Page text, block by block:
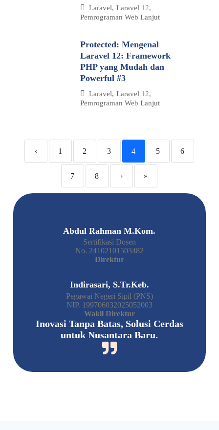
Laravel, Laravel 12,
Pemrograman Web Lanjut
Protected: Mengenal
Laravel 12: Framework
PHP yang Mudah dan
Powerful #3
Laravel, Laravel 12,
Pemrograman Web Lanjut
‹ 1 2 3 4 5 6
7 8 › »
Abdul Rahman M.Kom.
Sertifikasi Dosen
No. 24102101503482
Direktur
Indirasari, S.Tr.Keb.
Pegawai Negeri Sipil (PNS)
NIP. 199706032025052003
Wakil Direktur
Inovasi Tanpa Batas, Solusi Cerdas
untuk Nusantara Baru.